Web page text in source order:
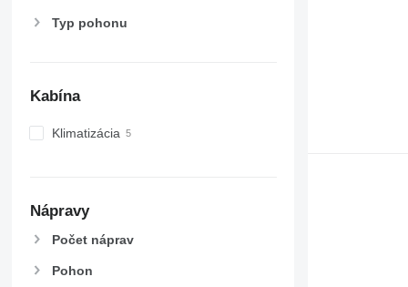
7800
7930
8230
8260 R
8270 R
Typ pohonu
Kabína
Klimatizácia
Nápravy
Počet náprav
Pohon